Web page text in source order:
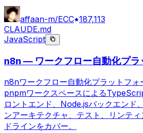
affaan-m/ECC 187,113
CLAUDE.md
JavaScript
n8n — ワークフロー自動化プラ
n8nワークフロー自動化プラットフォ
pnpmワークスペースによる
ロントエンド、Node.jsバックエンド
ンアーキテクチャ、テスト、リンテ
ドラインをカバー。